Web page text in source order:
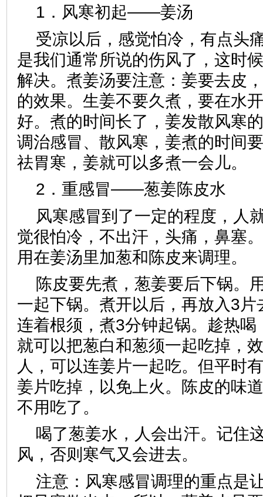
1．风寒初起——姜汤
受凉以后，感觉怕冷，有点头
是我们通常所说的伤风了，这时
解决。煮姜汤要注意：姜要去皮
的效果。生姜不要久煮，要在水
好。煮的时间长了，姜发散风寒
调治感冒、散风寒，姜煮的时间
祛胃寒，姜就可以多煮一会儿。
2．重感冒——葱姜陈皮水
风寒感冒到了一定的程度，人
觉很怕冷，不出汗，头痛，鼻塞
用在姜汤里加葱和陈皮来调理。
陈皮要先煮，葱姜要后下锅。
一起下锅。煮开以后，再放入3
连着根须，煮3分钟起锅。趁热
就可以把葱白和葱须一起吃掉，
人，可以连姜片一起吃。但平时
姜片吃掉，以免上火。陈皮的味
不用吃了。
喝了葱姜水，人会出汗。记住
风，否则寒气又会进去。
注意：风寒感冒调理的重点是